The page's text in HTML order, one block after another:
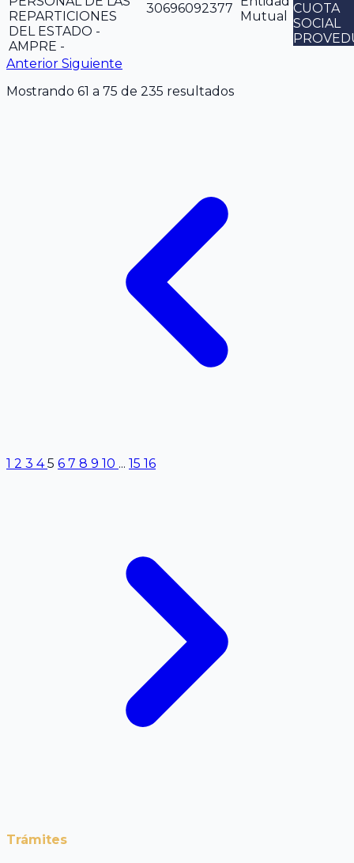
REPARTICIONES
DEL ESTADO -
AMPRE -
30696092377
Mutual
CUOTA
SOCIAL
Anterior Siguiente
Mostrando 61 a 75 de 235 resultados
1 2 3 45 6 7 8 9 10 ... 15 16
Trámites